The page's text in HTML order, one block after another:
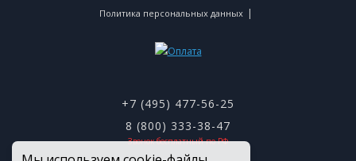
Политика персональных данных |
+7 (495) 477-56-25
8 (800) 333-38-47
Звонок бесплатный по РФ